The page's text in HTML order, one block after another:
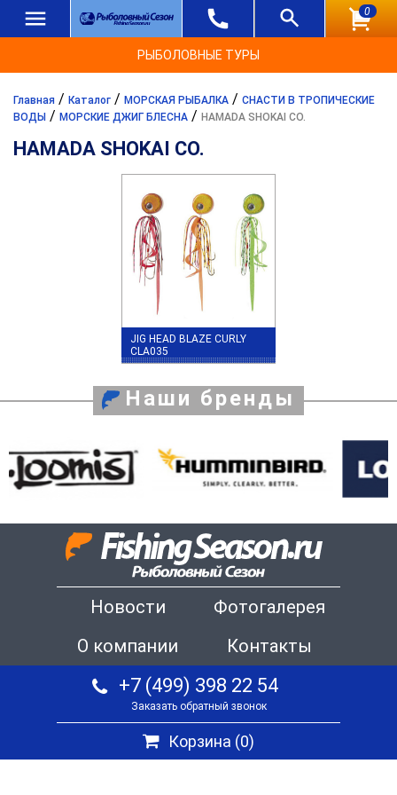
0
РЫБОЛОВНЫЕ ТУРЫ
Главная / Каталог / МОРСКАЯ РЫБАЛКА / СНАСТИ В ТРОПИЧЕСКИЕ
ВОДЫ / МОРСКИЕ ДЖИГ БЛЕСНА / HAMADA SHOKAI CO.
HAMADA SHOKAI CO.
JIG HEAD BLAZE CURLY
CLA035
Наши бренды
Новости
Фотогалерея
О компании
Контакты
+7 (499) 398 22 54
Заказать обратный звонок
Корзина (0)